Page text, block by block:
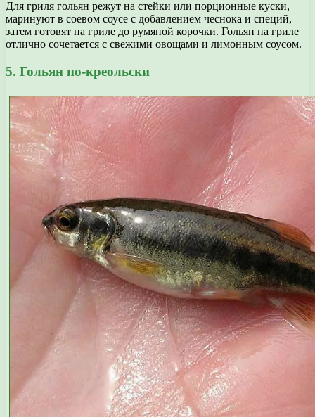
Для гриля гольян режут на стейки или порционные куски,
маринуют в соевом соусе с добавлением чеснока и специй,
затем готовят на гриле до румяной корочки. Гольян на гриле
отлично сочетается с свежими овощами и лимонным соусом.
5. Гольян по-креольски